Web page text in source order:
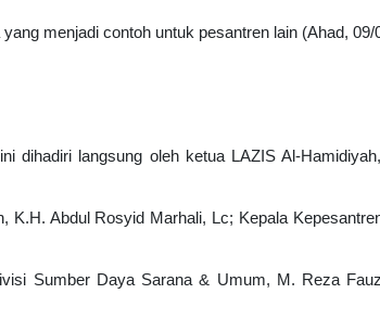
yang menjadi contoh untuk pesantren lain (Ahad, 09/
dihadiri langsung oleh ketua LAZIS Al-
K.H. Abdul Rosyid Marhali, Lc; Kepala
Sumber Daya Sarana & Umum, M. Reza